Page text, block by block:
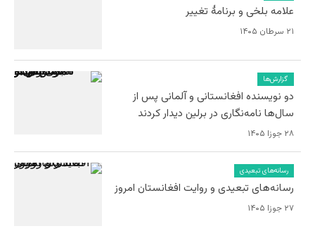
علامه بلخی و برنامۀ تغییر
۲۱ سرطان ۱۴۰۵
گزارش‌ها
دو نویسنده افغانستانی و آلمانی پس از
سال‌ها نامه‌نگاری در برلین دیدار کردند
۲۸ جوزا ۱۴۰۵
رسانه‌های تبعیدی
رسانه‌های تبعیدی و روایت افغانستان امروز
۲۷ جوزا ۱۴۰۵